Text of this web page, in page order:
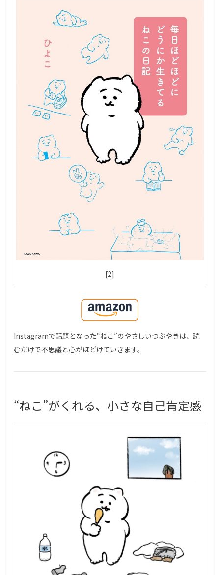
[2]
Instagramで話題となった“ねこ”のやさしいつぶやきは、読
むだけで不思議と心がほどけていきます。
“ねこ”がくれる、小さな自己肯定感